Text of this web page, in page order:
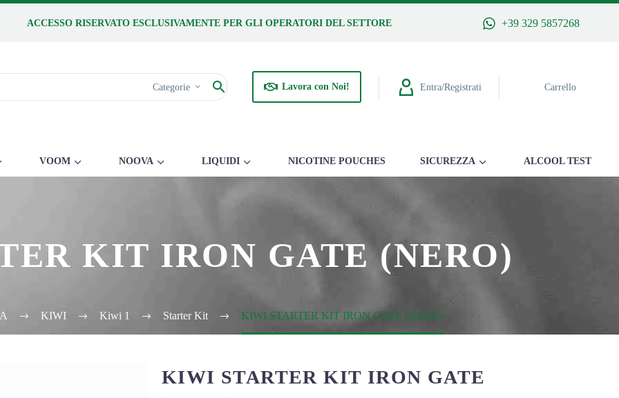
ACCESSO RISERVATO ESCLUSIVAMENTE PER GLI OPERATORI DEL SETTORE +39 329 5857268
Categorie Lavora con Noi! Entra/Registrati Carrello
VOOM NOOVA LIQUIDI NICOTINE POUCHES SICUREZZA ALCOOL TEST
KIT IRON GATE (NERO)
KIWI Kiwi 1 Starter Kit KIWI STARTER KIT IRON GATE (NERO)
KIWI STARTER KIT IRON GATE